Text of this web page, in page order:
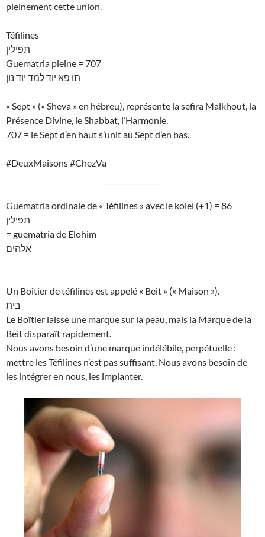
pleinement cette union.
Téfilines
תפילין
Guematria pleine = 707
תו פא יוד למד יוד נון
« Sept » (« Sheva » en hébreu), représente la sefira Malkhout, la
Présence Divine, le Shabbat, l’Harmonie.
707 = le Sept d’en haut s’unit au Sept d’en bas.
#DeuxMaisons #ChezVa
Guematria ordinale de « Téfilines » avec le kolel (+1) = 86
תפילין
= guematria de Elohim
אלהים
Un Boîtier de téfilines est appelé « Beit » (« Maison »).
בית
Le Boîtier laisse une marque sur la peau, mais la Marque de la
Beit disparaît rapidement.
Nous avons besoin d’une marque indélébile, perpétuelle :
mettre les Téfilines n’est pas suffisant. Nous avons besoin de
les intégrer en nous, les implanter.